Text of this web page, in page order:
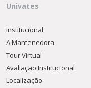
Univates
Institucional
A Mantenedora
Tour Virtual
Avaliação Institucional
Localização